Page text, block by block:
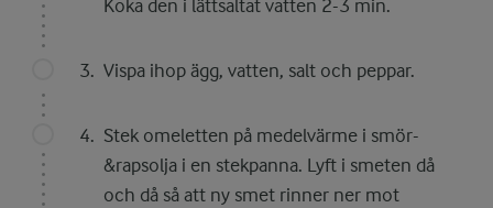
Koka den i lättsaltat vatten 2-3 min.
Vispa ihop ägg, vatten, salt och peppar.
Stek omeletten på medelvärme i smör-
&rapsolja i en stekpanna. Lyft i smeten då
och då så att ny smet rinner ner mot